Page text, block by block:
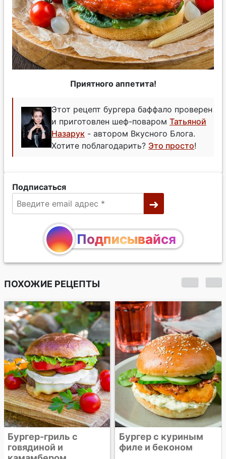
Приятного аппетита!
Этот рецепт бургера баффало проверен
и приготовлен шеф-поваром Татьяной
Назарук - автором Вкусного Блога.
Хотите поблагодарить? Это просто!
Подписаться
Подписывайся
ПОХОЖИЕ РЕЦЕПТЫ
Бургер с куриным
филе и беконом
Куриные крылышки
"Баффало"